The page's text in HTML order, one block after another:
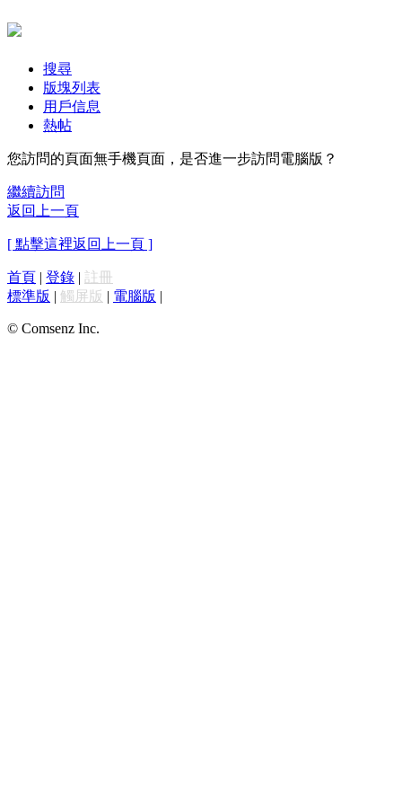
搜尋
版塊列表
用戶信息
熱帖
您訪問的頁面無手機頁面，是否進一步訪問電腦版？
繼續訪問
返回上一頁
[ 點擊這裡返回上一頁 ]
首頁 | 登錄 | 註冊
標準版 | 觸屏版 | 電腦版 |
© Comsenz Inc.